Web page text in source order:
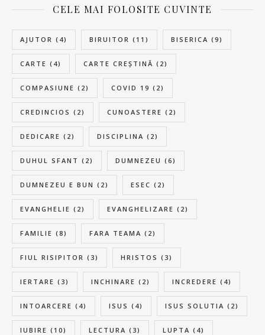
CELE MAI FOLOSITE CUVINTE
AJUTOR (4) BIRUITOR (11) BISERICA (9)
CARTE (4) CARTE CREȘTINĂ (2)
COMPASIUNE (2) COVID 19 (2)
CREDINCIOS (2) CUNOASTERE (2)
DEDICARE (2) DISCIPLINA (2)
DUHUL SFANT (2) DUMNEZEU (6)
DUMNEZEU E BUN (2) ESEC (2)
EVANGHELIE (2) EVANGHELIZARE (2)
FAMILIE (8) FARA TEAMA (2)
FIUL RISIPITOR (3) HRISTOS (3)
IERTARE (3) INCHINARE (2) INCREDERE (4)
INTOARCERE (4) ISUS (4) ISUS SOLUTIA (2)
IUBIRE (10) LECTURA (3) LUPTA (4)